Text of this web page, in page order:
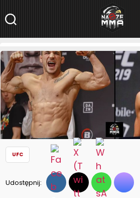
NaszeMMA.pl»Aktualności»Świat»UFC»
UFC Michael Chandlera na gali UFC 257!
UFC
Udostępnij: